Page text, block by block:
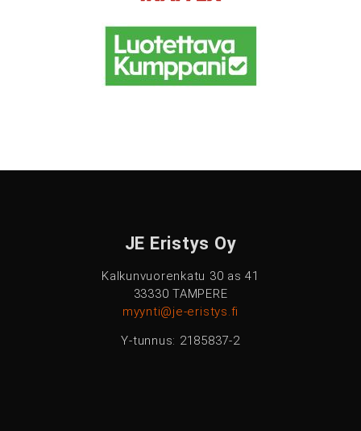
JE Eristys Oy
Kalkunvuorenkatu 30 as 41
33330 TAMPERE
myynti@je-eristys.fi
Y-tunnus: 2185837-2